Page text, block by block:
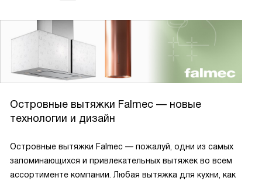
Островные вытяжки Falmec — новые
технологии и дизайн
Островные вытяжки Falmec — пожалуй, одни из самых
запоминающихся и привлекательных вытяжек во всем
ассортименте компании. Любая вытяжка для кухни, как